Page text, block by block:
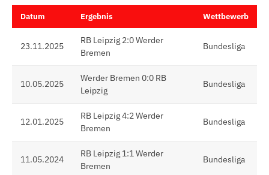
Datum Ergebnis Wettbewerb
23.11.2025
RB Leipzig 2:0 Werder
Bremen
Bundesliga
10.05.2025
Werder Bremen 0:0 RB
Leipzig
Bundesliga
12.01.2025
RB Leipzig 4:2 Werder
Bremen
Bundesliga
11.05.2024
RB Leipzig 1:1 Werder
Bremen
Bundesliga